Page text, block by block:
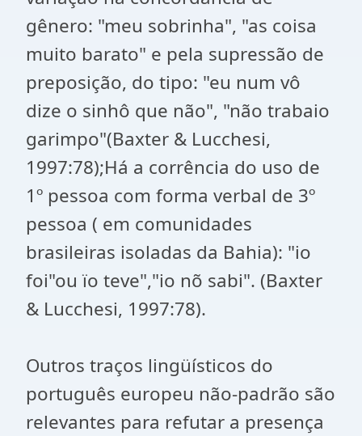
gênero: "meu sobrinha", "as coisa
muito barato" e pela supressão de
preposição, do tipo: "eu num vô
dize o sinhô que não", "não trabaio
garimpo"(Baxter & Lucchesi,
1997:78);Há a corrência do uso de
1º pessoa com forma verbal de 3º
pessoa ( em comunidades
brasileiras isoladas da Bahia): "io
foi"ou ïo teve","io nõ sabi". (Baxter
& Lucchesi, 1997:78).
Outros traços lingüísticos do
português europeu não-padrão são
relevantes para refutar a presença